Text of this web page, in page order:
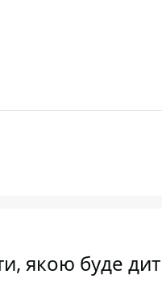
якою буде